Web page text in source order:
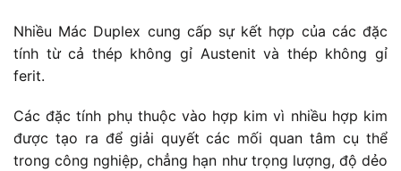
Nhiều Mác Duplex cung cấp sự kết hợp của các đặc
tính từ cả thép không gỉ Austenit và thép không gỉ
ferit.
Các đặc tính phụ thuộc vào hợp kim vì nhiều hợp kim
được tạo ra để giải quyết các mối quan tâm cụ thể
trong công nghiệp, chẳng hạn như trọng lượng, độ dẻo